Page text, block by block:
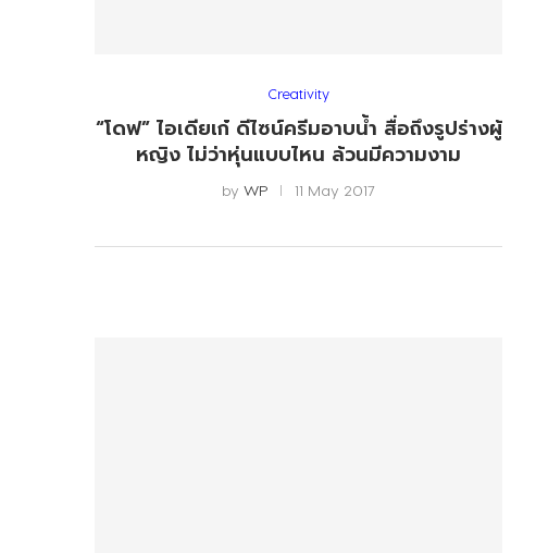
Creativity
“โดฟ” ไอเดียเก๋ ดีไซน์ครีมอาบน้ำ สื่อถึงรูปร่างผู้
หญิง ไม่ว่าหุ่นแบบไหน ล้วนมีความงาม
byWP 11 May 2017